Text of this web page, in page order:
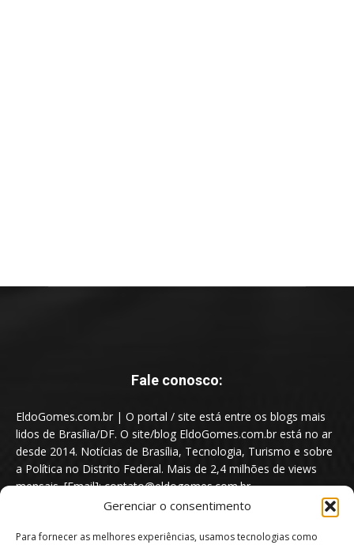
Gerenciar o consentimento
Para fornecer as melhores experiências, usamos tecnologias como
Fale conosco:
EldoGomes.com.br | O portal / site está entre os blogs mais
lidos de Brasília/DF. O site/blog EldoGomes.com.br está no ar
desde 2014. Notícias de Brasília, Tecnologia, Turismo e sobre
a Política no Distrito Federal. Mais de 2,4 milhões de views
mensais. [Email]: contato@eldogomes.com.br